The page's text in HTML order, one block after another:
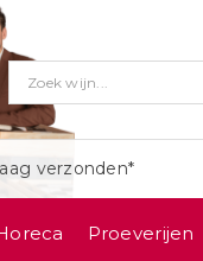
verzonden*
Proeverijen